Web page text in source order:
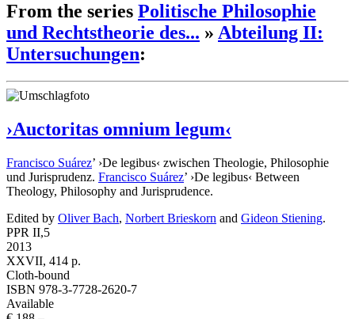
From the series Politische Philosophie
und Rechtstheorie des... » Abteilung II:
Untersuchungen:
›Auctoritas omnium legum‹
Francisco Suárez’ ›De legibus‹ zwischen Theologie, Philosophie
und Jurisprudenz. Francisco Suárez’ ›De legibus‹ Between
Theology, Philosophy and Jurisprudence.
Edited by Oliver Bach, Norbert Brieskorn and Gideon Stiening.
PPR II,5
2013
XXVII, 414 p.
Cloth-bound
ISBN 978-3-7728-2620-7
Available